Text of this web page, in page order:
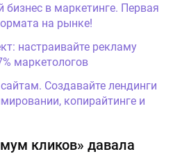
бизнес в маркетинге. Первая
на рынке!
настраивайте рекламу
маркетологов
Создавайте лендинги
копирайтинге и
кликов» давала